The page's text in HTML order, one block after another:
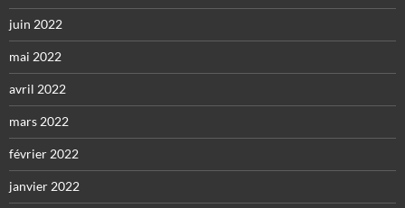
juin 2022
mai 2022
avril 2022
mars 2022
février 2022
janvier 2022